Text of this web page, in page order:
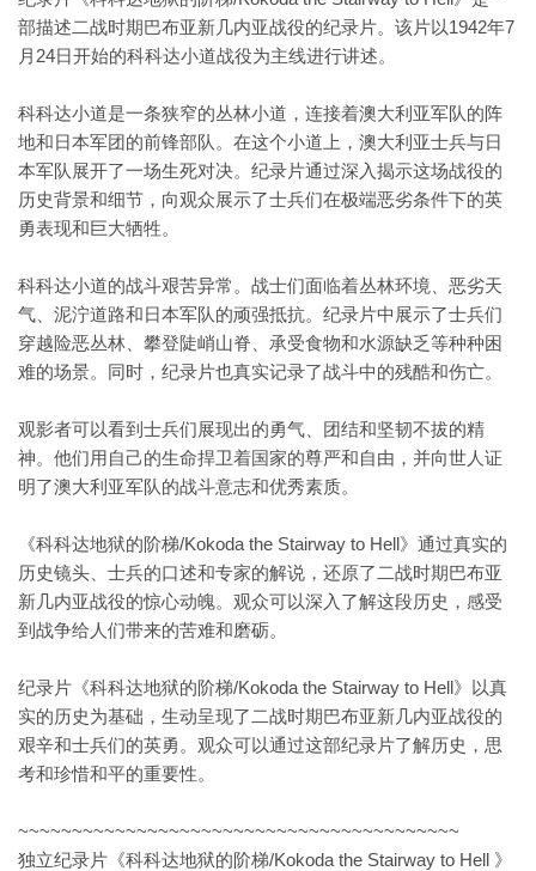
部描述二战时期巴布亚新几内亚战役的纪录片。该片以1942年7
月24日开始的科科达小道战役为主线进行讲述。
科科达小道是一条狭窄的丛林小道，连接着澳大利亚军队的阵
地和日本军团的前锋部队。在这个小道上，澳大利亚士兵与日
本军队展开了一场生死对决。纪录片通过深入揭示这场战役的
历史背景和细节，向观众展示了士兵们在极端恶劣条件下的英
勇表现和巨大牺牲。
科科达小道的战斗艰苦异常。战士们面临着丛林环境、恶劣天
气、泥泞道路和日本军队的顽强抵抗。纪录片中展示了士兵们
穿越险恶丛林、攀登陡峭山脊、承受食物和水源缺乏等种种困
难的场景。同时，纪录片也真实记录了战斗中的残酷和伤亡。
观影者可以看到士兵们展现出的勇气、团结和坚韧不拔的精
神。他们用自己的生命捍卫着国家的尊严和自由，并向世人证
明了澳大利亚军队的战斗意志和优秀素质。
《科科达地狱的阶梯/Kokoda the Stairway to Hell》通过真实的
历史镜头、士兵的口述和专家的解说，还原了二战时期巴布亚
新几内亚战役的惊心动魄。观众可以深入了解这段历史，感受
到战争给人们带来的苦难和磨砺。
纪录片《科科达地狱的阶梯/Kokoda the Stairway to Hell》以真
实的历史为基础，生动呈现了二战时期巴布亚新几内亚战役的
艰辛和士兵们的英勇。观众可以通过这部纪录片了解历史，思
考和珍惜和平的重要性。
~~~~~~~~~~~~~~~~~~~~~~~~~~~~~~~~~~~~~~~~~
独立纪录片《科科达地狱的阶梯/Kokoda the Stairway to Hell 》